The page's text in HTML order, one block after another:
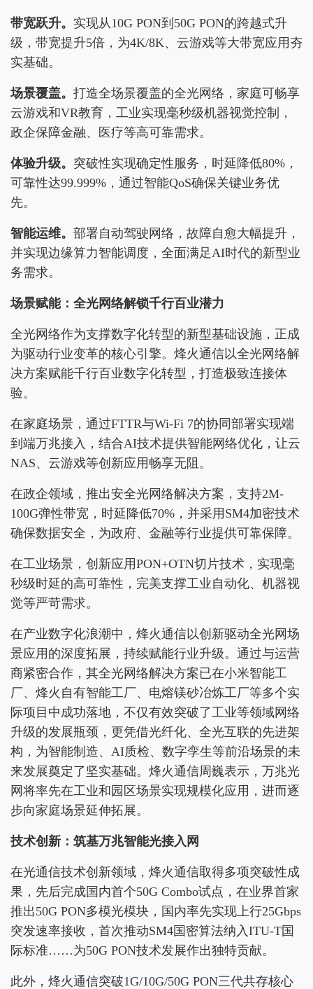
带宽跃升。 实现从10G PON到50G PON的跨越式升
级，带宽提升5倍，为4K/8K、云游戏等大带宽应用夯
实基础。
场景覆盖。 打造全场景覆盖的全光网络，家庭可畅享
云游戏和VR教育，工业实现毫秒级机器视觉控制，
政企保障金融、医疗等高可靠需求。
体验升级。 突破性实现确定性服务，时延降低80%，
可靠性达99.999%，通过智能QoS确保关键业务优
先。
智能运维。 部署自动驾驶网络，故障自愈大幅提升，
并实现边缘算力智能调度，全面满足AI时代的新型业
务需求。
场景赋能：全光网络解锁千行百业潜力
全光网络作为支撑数字化转型的新型基础设施，正成
为驱动行业变革的核心引擎。烽火通信以全光网络解
决方案赋能千行百业数字化转型，打造极致连接体
验。
在家庭场景，通过FTTR与Wi-Fi 7的协同部署实现端
到端万兆接入，结合AI技术提供智能网络优化，让云
NAS、云游戏等创新应用畅享无阻。
在政企领域，推出安全光网络解决方案，支持2M-
100G弹性带宽，时延降低70%，并采用SM4加密技术
确保数据安全，为政府、金融等行业提供可靠保障。
在工业场景，创新应用PON+OTN切片技术，实现毫
秒级时延的高可靠性，完美支撑工业自动化、机器视
觉等严苛需求。
在产业数字化浪潮中，烽火通信以创新驱动全光网场
景应用的深度拓展，持续赋能行业升级。通过与运营
商紧密合作，其全光网络解决方案已在小米智能工
厂、烽火自有智能工厂、电熔镁砂冶炼工厂等多个实
际项目中成功落地，不仅有效突破了工业等领域网络
升级的发展瓶颈，更凭借光纤化、全光互联的先进架
构，为智能制造、AI质检、数字孪生等前沿场景的未
来发展奠定了坚实基础。烽火通信周巍表示，万兆光
网将率先在工业和园区场景实现规模化应用，进而逐
步向家庭场景延伸拓展。
技术创新：筑基万兆智能光接入网
在光通信技术创新领域，烽火通信取得多项突破性成
果，先后完成国内首个50G Combo试点，在业界首家
推出50G PON多模光模块，国内率先实现上行25Gbps
突发速率接收，首次推动SM4国密算法纳入ITU-T国
际标准……为50G PON技术发展作出独特贡献。
此外，烽火通信突破1G/10G/50G PON三代共存核心